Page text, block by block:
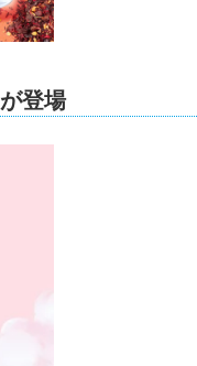
登場